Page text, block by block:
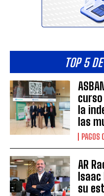
TOP 5
la
las
PAGOS
AR
su